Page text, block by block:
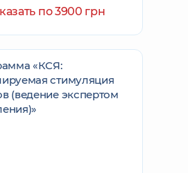
по 3900 грн